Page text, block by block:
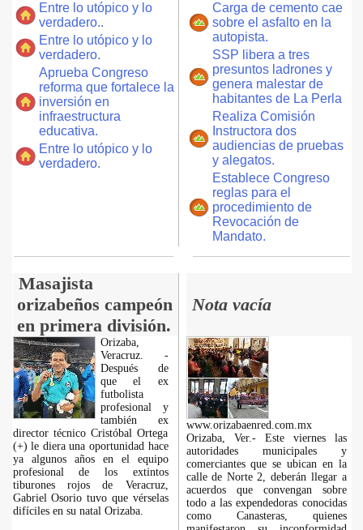
Entre lo utópico y lo
verdadero..
Entre lo utópico y lo
verdadero.
Aprueba Congreso
reforma que fortalece la
inversión en
infraestructura
educativa.
Entre lo utópico y lo
verdadero.
Carga de cemento cae
sobre el asfalto en la
autopista.
SSP libera a tres
presuntos ladrones y
genera malestar de
habitantes de La Perla
Realiza Comisión
Instructora dos
audiencias de pruebas
y alegatos.
Establece Congreso
reglas para el
procedimiento de
Revocación de
Mandato.
Masajista
orizabeños campeón
en primera división.
Nota vacía
Orizaba,
Veracruz. -
Después de
que el ex
futbolista
profesional y
también ex
director técnico Cristóbal Ortega
(+) le diera una oportunidad hace
ya algunos años en el equipo
profesional de los extintos
tiburones rojos de Veracruz,
Gabriel Osorio tuvo que vérselas
difíciles en su natal Orizaba.
www.orizabaenred.com.mx
Orizaba, Ver.- Este viernes las
autoridades municipales y
comerciantes que se ubican en la
calle de Norte 2, deberán llegar a
acuerdos que convengan sobre
todo a las expendedoras conocidas
como Canasteras, quienes